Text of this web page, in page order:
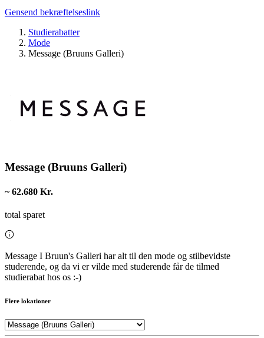
Gensend bekræftelseslink
Studierabatter
Mode
Message (Bruuns Galleri)
Message (Bruuns Galleri)
~ 62.680 Kr.
total sparet
Message I Bruun's Galleri har alt til den mode og stilbevidste
studerende, og da vi er vilde med studerende får de tilmed
studierabat hos os :-)
Flere lokationer